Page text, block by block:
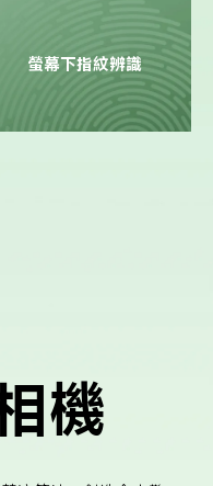
螢幕下指紋辨識
機